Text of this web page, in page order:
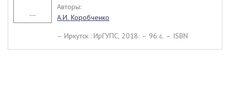
Авторы:
А.И. Коробченко
– Иркутск : ИрГУПС, 2018. – 96 c. – ISBN